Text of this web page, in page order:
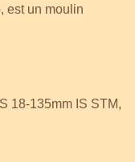
est un moulin
18-135mm IS STM,